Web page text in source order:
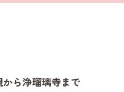
から浄瑠璃寺まで